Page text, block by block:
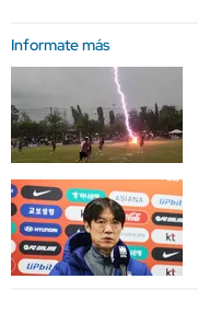
Informate más